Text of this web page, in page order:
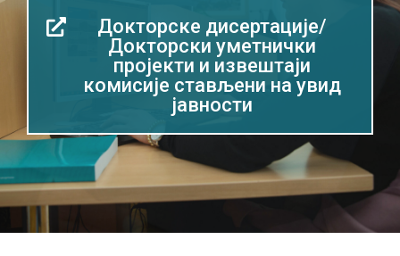
Докторске дисертације/
Докторски уметнички
пројекти и извештаји
комисије стављени на увид
јавности